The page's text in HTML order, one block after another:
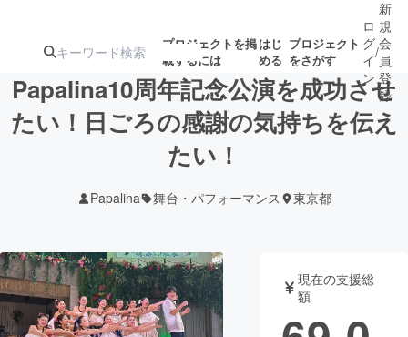
プロジェクトを掲
載するには
はじ
める
プロジェクト
をさがす
注目の新着プロ 募集終了が近いプ
テクノロジー・ガジェット
ロ
グ
イ
ン
/
新
規
会
員
登
録
Papalina10周年記念公演を成功させ
たい！日ごろの感謝の気持ちを伝え
たい！
Papalina 舞台・パフォーマンス 東京都
現在の支援総
額